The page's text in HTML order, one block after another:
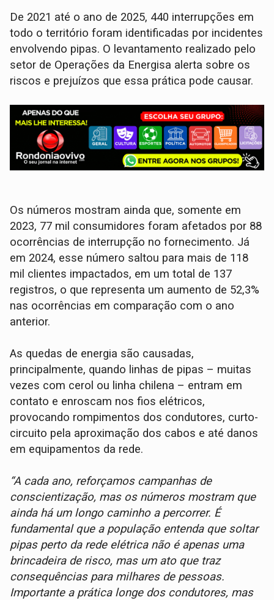
De 2021 até o ano de 2025, 440 interrupções em
todo o território foram identificadas por incidentes
envolvendo pipas. O levantamento realizado pelo
setor de Operações da Energisa alerta sobre os
riscos e prejuízos que essa prática pode causar.
Os números mostram ainda que, somente em
2023, 77 mil consumidores foram afetados por 88
ocorrências de interrupção no fornecimento. Já
em 2024, esse número saltou para mais de 118
mil clientes impactados, em um total de 137
registros, o que representa um aumento de 52,3%
nas ocorrências em comparação com o ano
anterior.
As quedas de energia são causadas,
principalmente, quando linhas de pipas – muitas
vezes com cerol ou linha chilena – entram em
contato e enroscam nos fios elétricos,
provocando rompimentos dos condutores, curto-
circuito pela aproximação dos cabos e até danos
em equipamentos da rede.
“A cada ano, reforçamos campanhas de
conscientização, mas os números mostram que
ainda há um longo caminho a percorrer. É
fundamental que a população entenda que soltar
pipas perto da rede elétrica não é apenas uma
brincadeira de risco, mas um ato que traz
consequências para milhares de pessoas.
Importante a prática longe dos condutores, mas